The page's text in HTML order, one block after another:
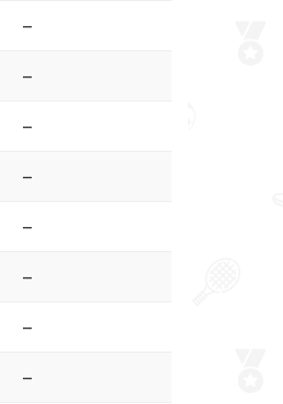
–
–
–
–
–
–
–
–